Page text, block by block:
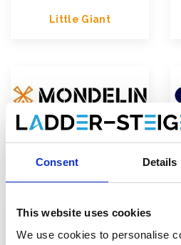
Consent Details
This website uses cookies
We use cookies to personalise
Little Giant